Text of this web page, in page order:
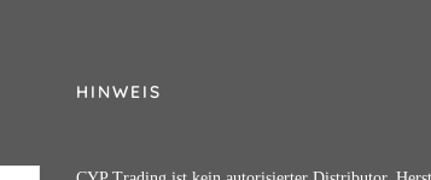
HINWEIS